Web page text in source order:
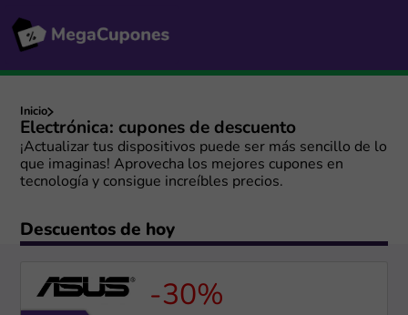
Inicio
Electrónica: cupones de descuento
¡Actualizar tus dispositivos puede ser más sencillo de lo
que imaginas! Aprovecha los mejores cupones en
tecnología y consigue increíbles precios.
Descuentos de hoy
-30%